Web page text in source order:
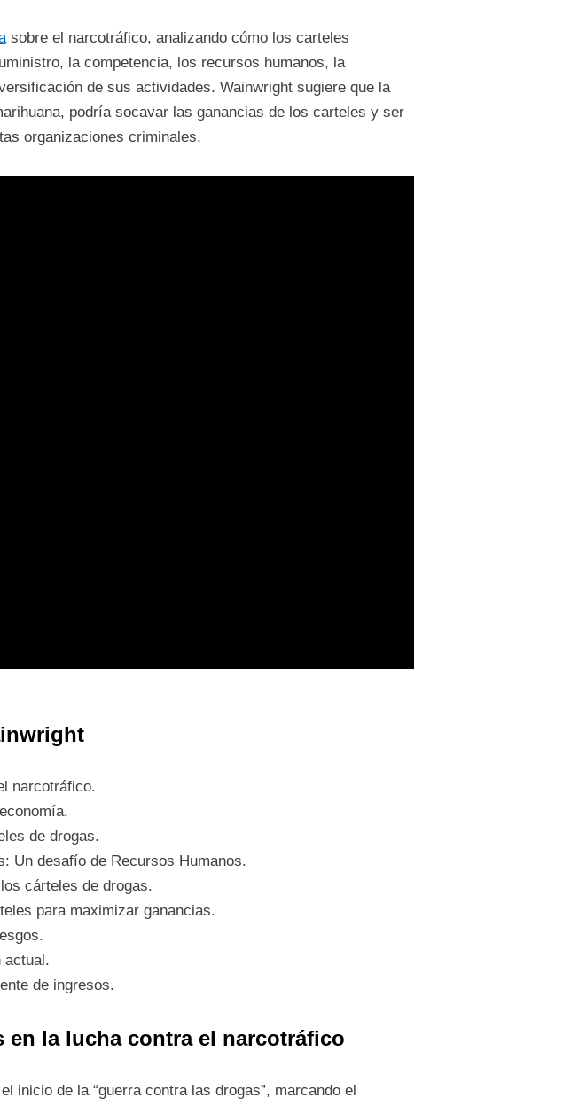
sobre el narcotráfico, analizando cómo los carteles
la competencia, los recursos humanos, la
de sus actividades. Wainwright sugiere que la
podría socavar las ganancias de los carteles y ser
organizaciones criminales.
narcotráfico.
de drogas.
Un desafío de Recursos Humanos.
cárteles de drogas.
para maximizar ganancias.
actual.
de ingresos.
la lucha contra el narcotráfico
inicio de la “guerra contra las drogas”, marcando el